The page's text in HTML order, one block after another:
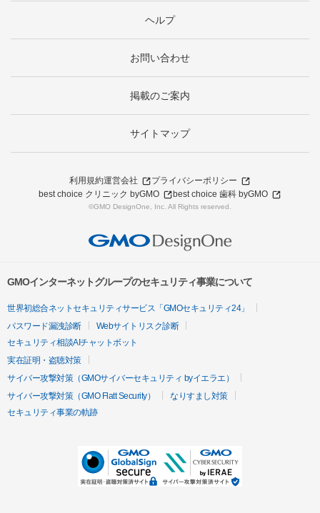
ヘルプ
お問い合わせ
掲載のご案内
サイトマップ
利用規約運営会社
プライバシーポリシー
best choice クリニック byGMO
best choice 歯科 byGMO
©GMO DesignOne, Inc. All Rights reserved.
GMOインターネットグループのセキュリティ事業について
世界初総合ネットセキュリティサービス「GMOセキュリティ24」
パスワード漏洩診断
Webサイトリスク診断
セキュリティ相談AIチャットボット
実在証明・盗聴対策
サイバー攻撃対策（GMOサイバーセキュリティ byイエラエ）
サイバー攻撃対策（GMO Flatt Security）
なりすまし対策
セキュリティ事業の軌跡